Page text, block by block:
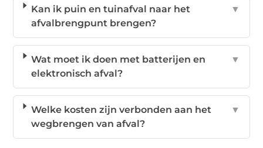
Kan ik puin en tuinafval naar het
afvalbrengpunt brengen?
▼
Wat moet ik doen met batterijen en
elektronisch afval?
▼
Welke kosten zijn verbonden aan het
wegbrengen van afval?
▼